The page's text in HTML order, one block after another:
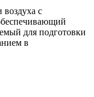
воздуха с
для подготовки
в